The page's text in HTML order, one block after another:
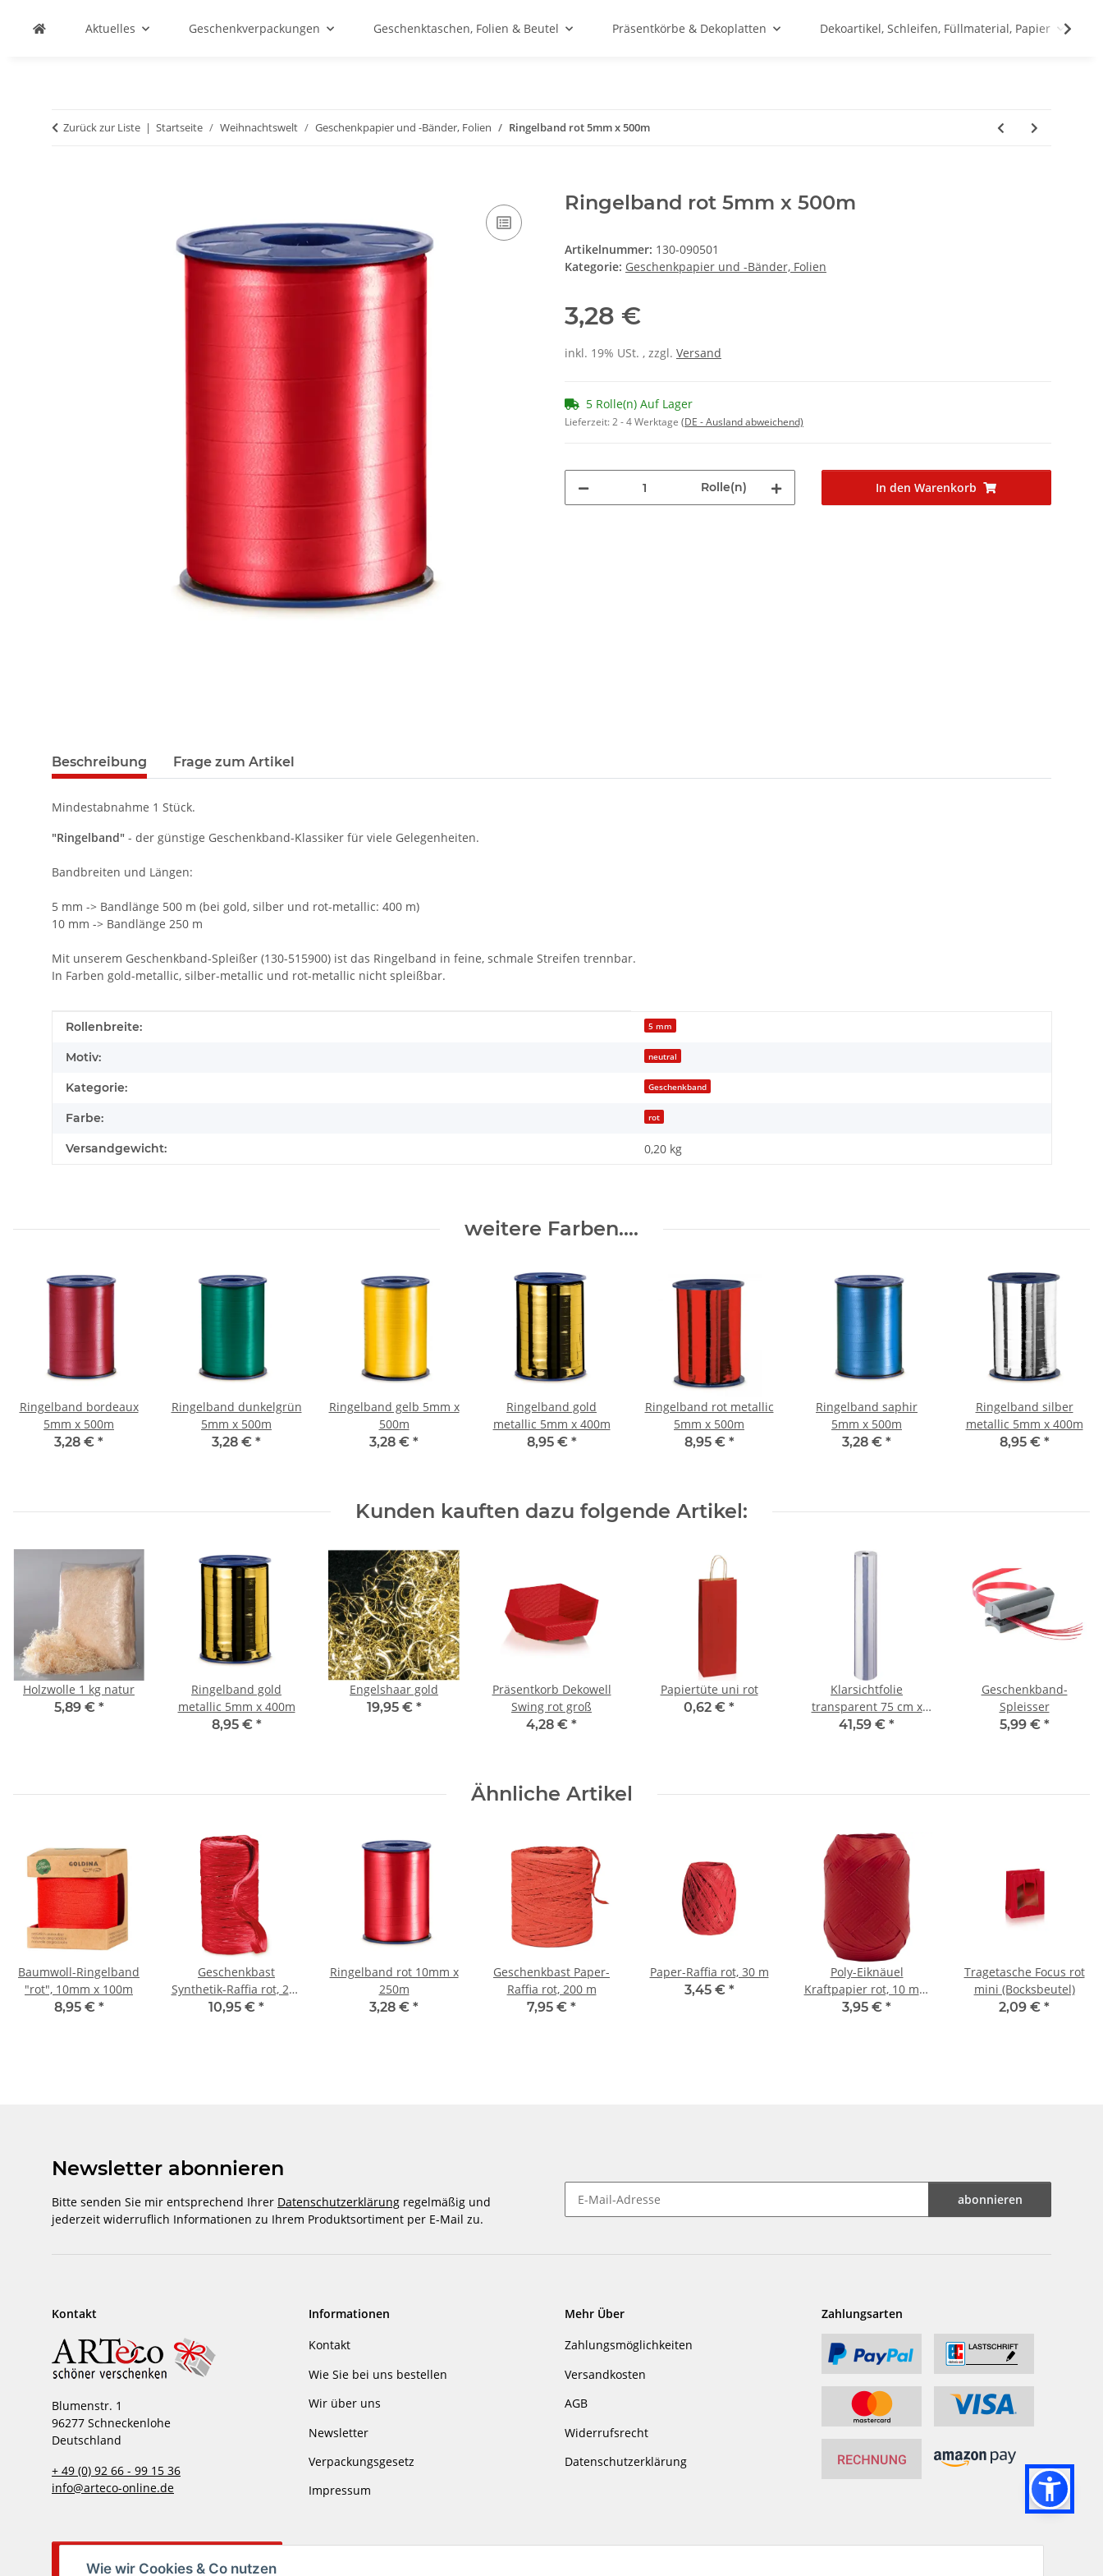
Wie wir Cookies & Co nutzen
Aktuelles Geschenkverpackungen Geschenktaschen, Folien & Beutel Präsentkörbe & Dekoplatten Dekoartikel, Schleifen, Füllmaterial, Papier
Zurück zur Liste Startseite Weihnachtswelt Geschenkpapier und -Bänder, Folien Ringelband rot 5mm x 500m
Ringelband rot 5mm x 500m
Artikelnummer: 130-090501
Kategorie: Geschenkpapier und -Bänder, Folien
3,28 €
inkl. 19% USt. , zzgl. Versand
5 Rolle(n) Auf Lager
Lieferzeit:2 - 4 Werktage (DE - Ausland abweichend)
Rolle(n) In den Warenkorb
Beschreibung Frage zum Artikel
Mindestabnahme 1 Stück.
"Ringelband" - der günstige Geschenkband-Klassiker für viele Gelegenheiten.
Bandbreiten und Längen:
5 mm -> Bandlänge 500 m (bei gold, silber und rot-metallic: 400 m)
10 mm -> Bandlänge 250 m
Mit unserem Geschenkband-Spleißer (130-515900) ist das Ringelband in feine, schmale Streifen trennbar.
In Farben gold-metallic, silber-metallic und rot-metallic nicht spleißbar.
Produkteigenschaft
Wert
Rollenbreite: 5 mm
Motiv: neutral
Kategorie: Geschenkband
Farbe: rot
Versandgewicht: 0,20 kg
weitere Farben....
Ringelband bordeaux
5mm x 500m
3,28 € *
Ringelband dunkelgrün
5mm x 500m
3,28 € *
Ringelband gelb 5mm x
500m
3,28 € *
Ringelband gold
metallic 5mm x 400m
8,95 € *
Ringelband rot metallic
5mm x 500m
8,95 € *
Ringelband saphir
5mm x 500m
3,28 € *
Ringelband silber
metallic 5mm x 400m
8,95 € *
Kunden kauften dazu folgende Artikel:
Holzwolle 1 kg natur
5,89 € *
Ringelband gold
metallic 5mm x 400m
8,95 € *
Engelshaar gold
19,95 € *
Präsentkorb Dekowell
Swing rot groß
4,28 € *
Papiertüte uni rot
0,62 € *
Klarsichtfolie
transparent 75 cm x
200 m
41,59 € *
Geschenkband-
Spleisser
5,99 € *
Ähnliche Artikel
Baumwoll-Ringelband
"rot", 10mm x 100m
8,95 € *
Geschenkbast
Synthetik-Raffia rot, 200
m
10,95 € *
Ringelband rot 10mm x
250m
3,28 € *
Geschenkbast Paper-
Raffia rot, 200 m
7,95 € *
Paper-Raffia rot, 30 m
3,45 € *
Poly-Eiknäuel
Kraftpapier rot, 10 mm
x 15m
3,95 € *
Tragetasche Focus rot
mini (Bocksbeutel)
2,09 € *
Newsletter abonnieren
Bitte senden Sie mir entsprechend Ihrer Datenschutzerklärung regelmäßig und
jederzeit widerruflich Informationen zu Ihrem Produktsortiment per E-Mail zu.
abonnieren
Kontakt
Blumenstr. 1
96277 Schneckenlohe
Deutschland
+ 49 (0) 92 66 - 99 15 36
info@arteco-online.de
Informationen
Kontakt
Wie Sie bei uns bestellen
Wir über uns
Newsletter
Verpackungsgesetz
Impressum
Mehr Über
Zahlungsmöglichkeiten
Versandkosten
AGB
Widerrufsrecht
Datenschutzerklärung
Zahlungsarten